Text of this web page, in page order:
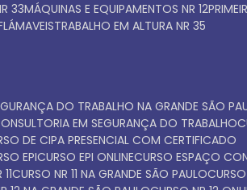
33 MÁQUINAS E EQUIPAMENTOS NR 12
TRABALHO EM ALTURA NR 35
DO TRABALHO NA GRANDE SÃO
CONSULTORIA EM SEGURANÇA DO TRABALHO
DE CIPA PRESENCIAL COM CERTIFICADO
EPI CURSO EPI ONLINE CURSO ESPAÇO
11 CURSO NR 11 NA GRANDE SÃO PAULO